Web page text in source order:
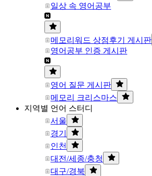
일상 속 영어공부
메모리워드 상점후기 게시판
영어공부 인증 게시판
영어 질문 게시판
메모리 크리스마스
지역별 언어 스터디
서울
경기
인천
대전/세종/충청
대구/경북